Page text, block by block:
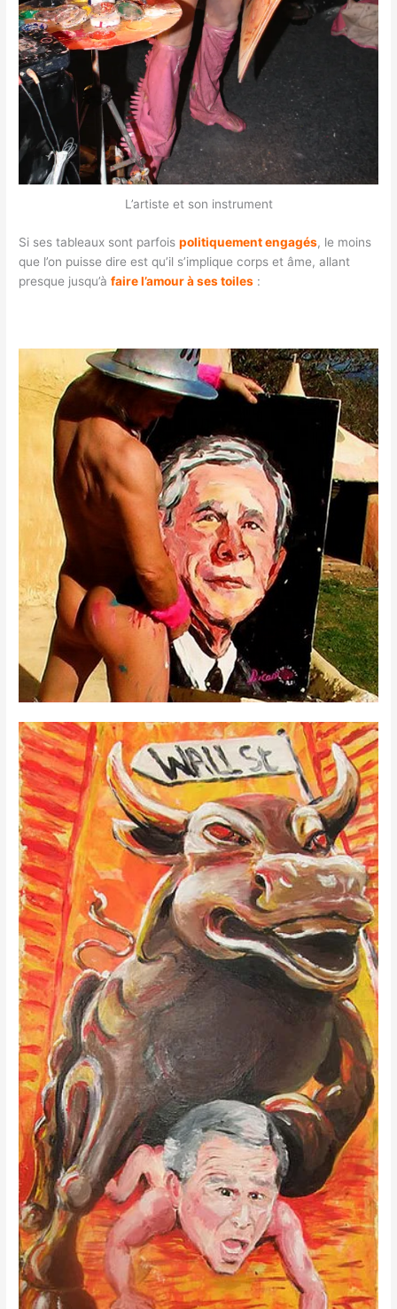
L’artiste et son instrument
Si ses tableaux sont parfoispolitiquement engagés, le moins
que l’on puisse dire est qu’il s’implique corps et âme, allant
presque jusqu’àfaire l’amour à ses toiles :